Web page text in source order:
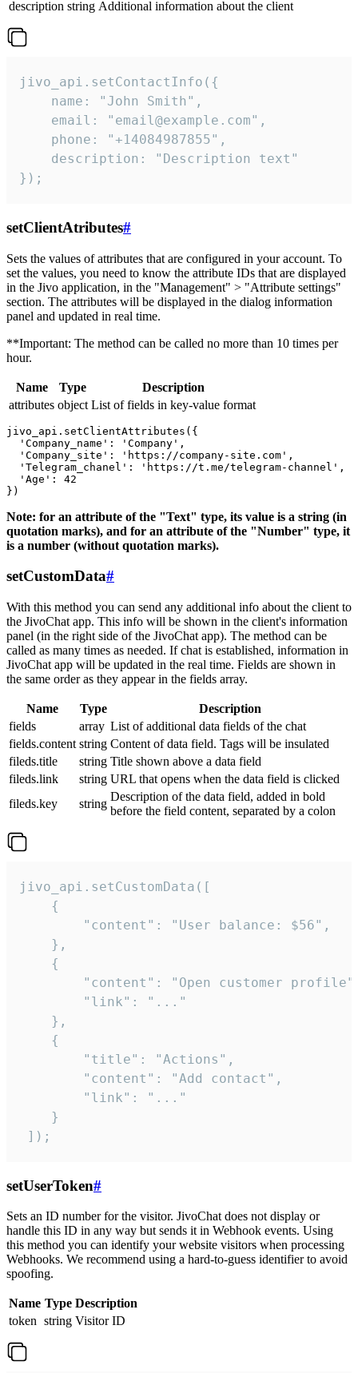
description string Additional information about the client
jivo_api.setContactInfo({
    name: "John Smith",
    email: "email@example.com",
    phone: "+14084987855",
    description: "Description text"
});
setClientAtributes#
Sets the values ​​of attributes that are configured in your account. To
set the values, you need to know the attribute IDs that are displayed
in the Jivo application, in the "Management" > "Attribute settings"
section. The attributes will be displayed in the dialog information
panel and updated in real time.
**Important: The method can be called no more than 10 times per
hour.
Name Type
Description
attributes object List of fields in key-value format
jivo_api.setClientAttributes({
  'Company_name': 'Company',
  'Company_site': 'https://company-site.com',
  'Telegram_chanel': 'https://t.me/telegram-channel',
  'Age': 42
Note: for an attribute of the "Text" type, its value is a string (in
quotation marks), and for an attribute of the "Number" type, it
is a number (without quotation marks).
setCustomData#
With this method you can send any additional info about the client to
the JivoChat app. This info will be shown in the client's information
panel (in the right side of the JivoChat app). The method can be
called as many times as needed. If chat is established, information in
JivoChat app will be updated in the real time. Fields are shown in
the same order as they appear in the fields array.
Name Type
Description
fields
array List of additional data fields of the chat
fields.content string Content of data field. Tags will be insulated
fileds.title
string Title shown above a data field
fileds.link
string URL that opens when the data field is clicked
fileds.key
string
Description of the data field, added in bold
before the field content, separated by a colon
jivo_api.setCustomData([
    {
        "content": "User balance: $56",
    },
    {
"content": "Open customer
        "link": "..."
    },
    {
        "title": "Actions",
        "content": "Add contact",
        "link": "..."
    }
]);
setUserToken#
Sets an ID number for the visitor. JivoChat does not display or
handle this ID in any way but sends it in Webhook events. Using
this method you can identify your website visitors when processing
Webhooks. We recommend using a hard-to-guess identifier to avoid
spoofing.
Name Type Description
token string Visitor ID